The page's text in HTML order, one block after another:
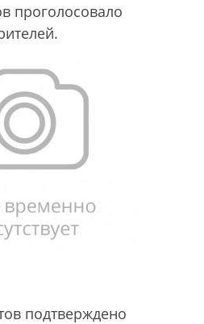
проголосовало
подтверждено